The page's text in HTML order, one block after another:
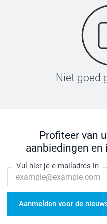
Niet goed
Profiteer van
aanbiedingen
Vul hier je e-mailadres in
Aanmelden voor de